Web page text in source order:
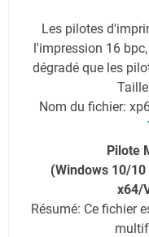
Les pilotes
l'impression 16
dégradé que les
Nom du fichier:
Pilote
(Windows 10/
x64/
Résumé: Ce fichier